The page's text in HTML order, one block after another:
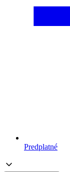
Predplatné